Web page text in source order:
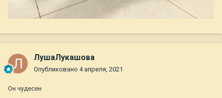
ЛушаЛукашова
Опубликовано 4 апреля, 2021
Он чудесен